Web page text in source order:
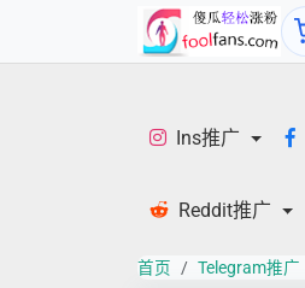
Ins推广
Reddit推广
首页 Telegram推广